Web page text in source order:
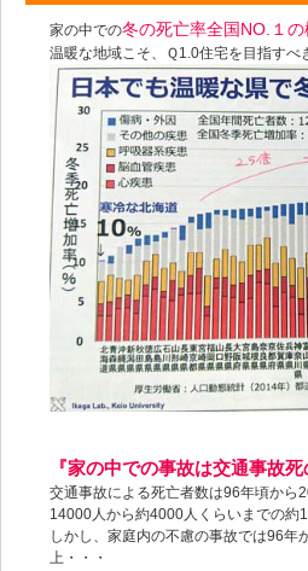
家の中での冬の死亡率全国NO.１の
温暖な地域こそ、Ｑ1.0住宅を目指すべ
『家の中での事故は交通事故死
交通事故による死亡者数は96年頃から
14000人から約4000人くらいまでの約
しかし、家庭内の不慮の事故では96年
上・・・